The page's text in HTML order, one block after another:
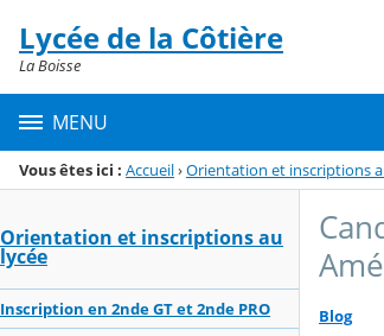
Menu de la rubrique
Contenu
Lycée de la Côtière
La Boisse
MENU
Vous êtes ici : Accueil›Orientation et inscriptions
Orientation et inscriptions au
lycée
Inscription en 2nde GT et 2nde PRO
Blog